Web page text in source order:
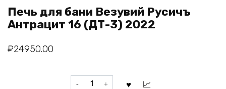
Печь для бани Везувий Русичъ
Антрацит 16 (ДТ-3) 2022
₽24950.00